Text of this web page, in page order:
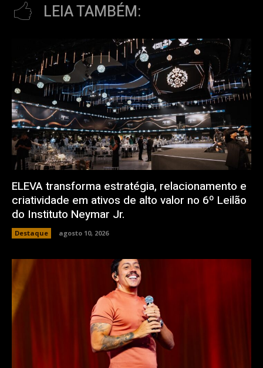
LEIA TAMBÉM:
ELEVA transforma estratégia, relacionamento e
criatividade em ativos de alto valor no 6º Leilão
do Instituto Neymar Jr.
Destaque agosto 10, 2026